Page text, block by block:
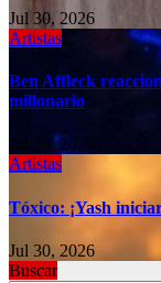
Jul 30, 2026
Artistas
Ben Affleck
millonario
Jul 30, 2026
Artistas
Tóxico: ¡Yash
Jul 30, 2026
Buscar